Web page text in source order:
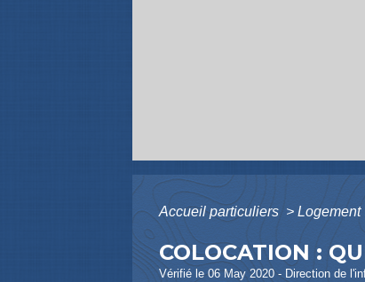
Accueil particuliers > Logement
COLOCATION :
Vérifié le 06 May 2020 - Direction de